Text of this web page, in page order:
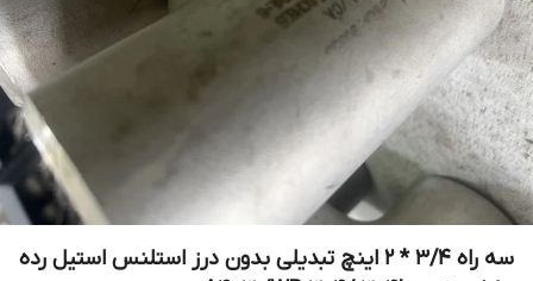
سه راه 3/4 * 2 اینچ تبدیلی بدون درز استلنس استیل رده